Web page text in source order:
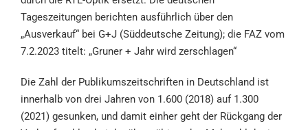
Tageszeitungen berichten ausführlich über den
„Ausverkauf“ bei G+J (Süddeutsche Zeitung); die FAZ vom
7.2.2023 titelt: „Gruner + Jahr wird zerschlagen“
Die Zahl der Publikumszeitschriften in Deutschland ist
innerhalb von drei Jahren von 1.600 (2018) auf 1.300
(2021) gesunken, und damit einher geht der Rückgang der